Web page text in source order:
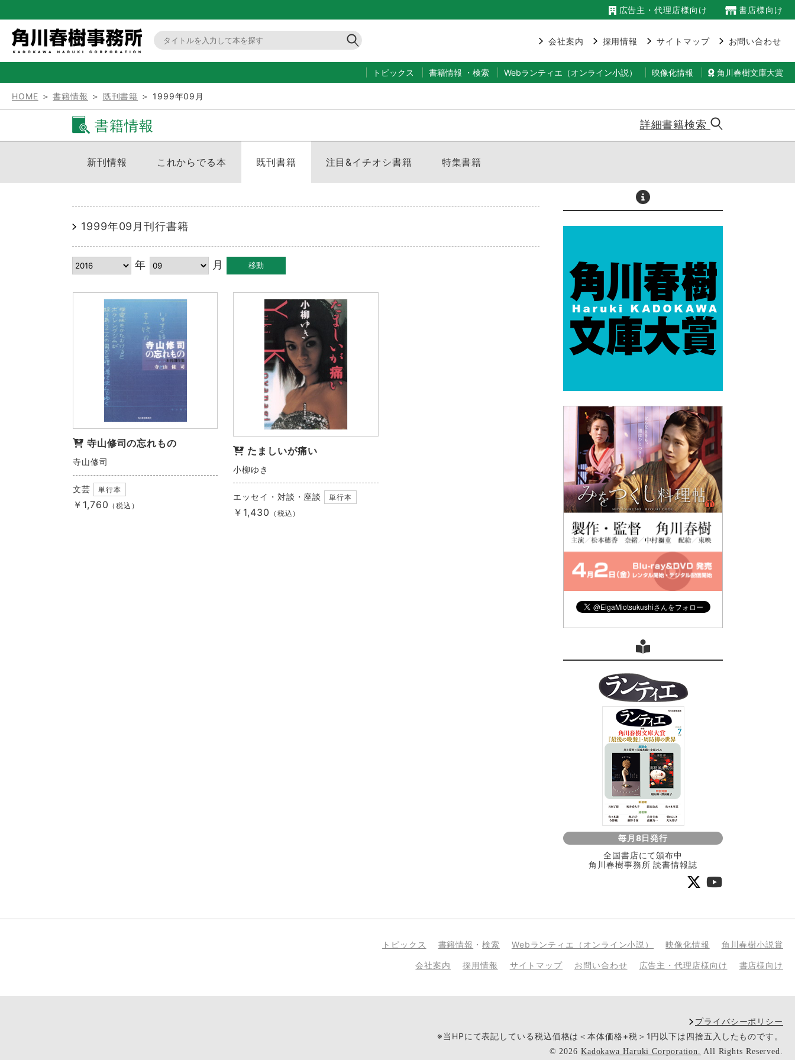
広告主・代理店様向け 書店様向け
会社案内 採用情報 サイトマップ お問い合わせ
トピックス 書籍情報 ・ 検索 Webランティエ（オンライン小説） 映像化情報 角川春樹文庫大賞
HOME ＞書籍情報 ＞ 既刊書籍 ＞ 1999年09月
書籍情報 詳細書籍検索
新刊情報 これからでる本 既刊書籍 注目&イチオシ書籍 特集書籍
1999年09月刊行書籍
年 月
寺山修司の忘れもの
寺山修司
文芸 単行本
￥1,760 （税込）
たましいが痛い
小柳ゆき
エッセイ・対談・座談 単行本
￥1,430 （税込）
毎月8日発行
全国書店にて頒布中
角川春樹事務所 読書情報誌
トピックス 書籍情報 ・検索 Webランティエ（オンライン小説） 映像化情報 角川春樹小説賞
会社案内 採用情報 サイトマップ お問い合わせ 広告主・代理店様向け 書店様向け
プライバシーポリシー
※当HPにて表記している税込価格は＜本体価格+税＞1円以下は四捨五入したものです。
© 2026 Kadokawa Haruki Corporation. All Rights Reserved.